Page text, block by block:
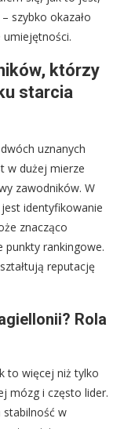
szybko okazało
umiejętności.
którzy
starcia
uznanych
w dużej mierze
zawodników. W
identyfikowanie
znacząco
punkty rankingowe.
reputację
Rola
to więcej niż tylko
mózg i często lider.
stabilność w